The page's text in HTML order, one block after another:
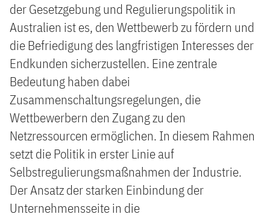
der Gesetzgebung und Regulierungspolitik in
Australien ist es, den Wettbewerb zu fördern und
die Befriedigung des langfristigen Interesses der
Endkunden sicherzustellen. Eine zentrale
Bedeutung haben dabei
Zusammenschaltungsregelungen, die
Wettbewerbern den Zugang zu den
Netzressourcen ermöglichen. In diesem Rahmen
setzt die Politik in erster Linie auf
Selbstregulierungsmaßnahmen der Industrie.
Der Ansatz der starken Einbindung der
Unternehmensseite in die